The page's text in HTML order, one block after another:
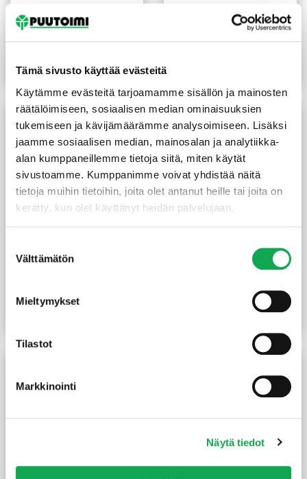
Tämä sivusto käyttää evästeitä
Käytämme evästeitä tarjoamamme sisällön ja mainosten
räätälöimiseen, sosiaalisen median ominaisuuksien
tukemiseen ja kävijämäärämme analysoimiseen. Lisäksi
jaamme sosiaalisen median, mainosalan ja analytiikka-
alan kumppaneillemme tietoja siitä, miten käytät
sivustoamme. Kumppanimme voivat yhdistää näitä
tietoja muihin tietoihin, joita olet antanut heille tai joita on
kerätty, kun olet käyttänyt heidän palvelujaan.
valinta
Välttämätön
Mieltymykset
Tilastot
Markkinointi
Näytä tiedot
HSP käsittelemätön
Lue lisää
mm HSP pohjamaalattu
Aitalauta 20X120 mm
2,50€/m
Ulkoverhouslauta 20X95
mm HSP pohjamaalattu